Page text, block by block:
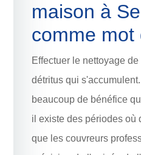
maison à
comme mot
Effectuer le nettoyage
détritus qui
beaucoup de bénéfice
il existe des périodes où
que les couvreurs